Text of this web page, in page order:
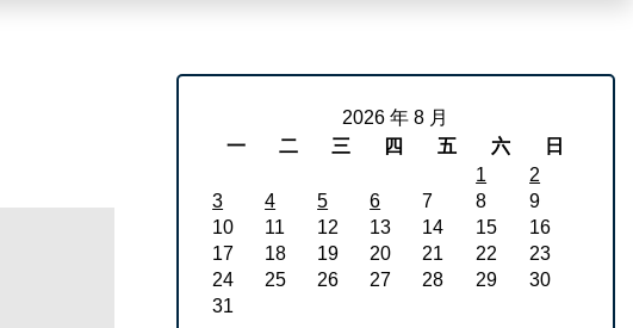
2026 年 8 月
一
二 三 四 五 六
日
1
2
3
4 5 6 7 8
9
10
11 12 13 14 15
16
17
18 19 20 21 22
23
24
25 26 27 28 29
30
31